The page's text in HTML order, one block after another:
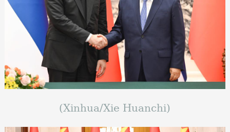
(Xinhua/Xie Huanchi)